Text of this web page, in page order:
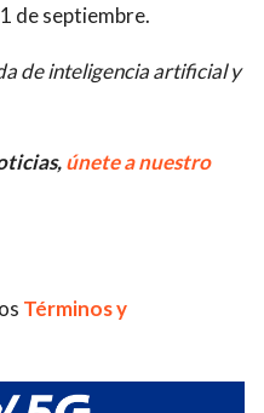
de septiembre.
de inteligencia artificial y
únete a nuestro
Términos y